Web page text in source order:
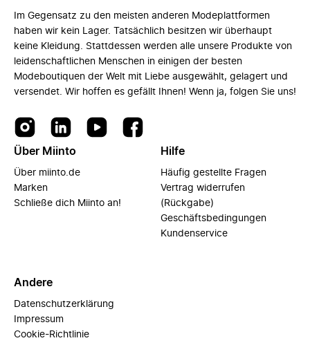
Im Gegensatz zu den meisten anderen Modeplattformen
haben wir kein Lager. Tatsächlich besitzen wir überhaupt
keine Kleidung. Stattdessen werden alle unsere Produkte von
leidenschaftlichen Menschen in einigen der besten
Modeboutiquen der Welt mit Liebe ausgewählt, gelagert und
versendet. Wir hoffen es gefällt Ihnen! Wenn ja, folgen Sie uns!
Über Miinto
Über miinto.de
Marken
Schließe dich Miinto an!
Hilfe
Häufig gestellte Fragen
Vertrag widerrufen
(Rückgabe)
Geschäftsbedingungen
Kundenservice
Andere
Datenschutzerklärung
Impressum
Cookie-Richtlinie